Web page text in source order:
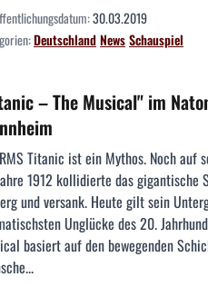
30.03.2019
DeutschlandNewsSchauspiel
– The Musical" im
Titanic ist ein Mythos. Noch auf
1912 kollidierte das gigantische
und versank. Heute gilt sein
Unglücke des 20.
basiert auf den bewegenden